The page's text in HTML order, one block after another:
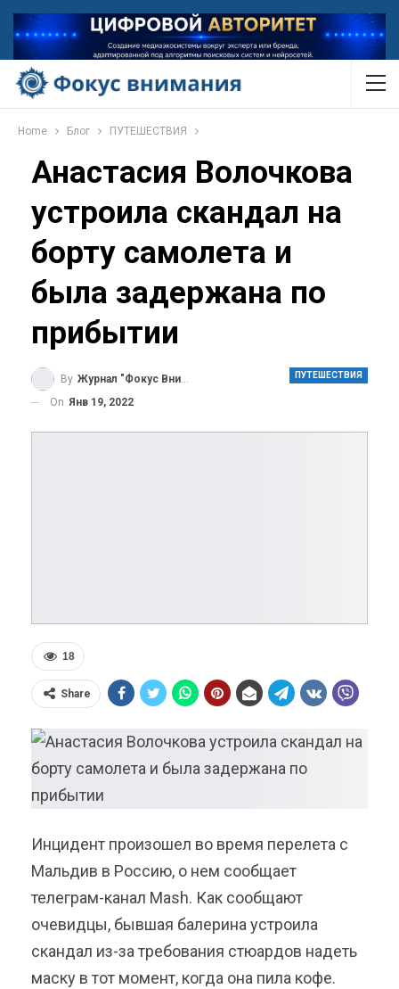
Home Блог ПУТЕШЕСТВИЯ
Анастасия Волочкова
устроила скандал на
борту самолета и
была задержана по
прибытии
ПУТЕШЕСТВИЯ
By Журнал "Фокус Внимания"
On Янв 19, 2022
18
Share
Инцидент произошел во время перелета с
Мальдив в Россию, о нем сообщает
телеграм-канал Mash. Как сообщают
очевидцы, бывшая балерина устроила
скандал из-за требования стюардов надеть
маску в тот момент, когда она пила кофе.